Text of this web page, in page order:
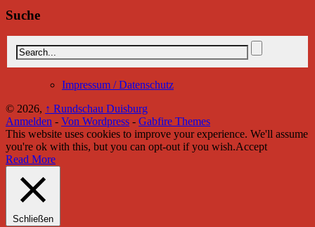
Suche
Impressum / Datenschutz
© 2026, ↑ Rundschau Duisburg
Anmelden - Von Wordpress - Gabfire Themes
This website uses cookies to improve your experience. We'll assume
you're ok with this, but you can opt-out if you wish.Accept
Read More
Schließen